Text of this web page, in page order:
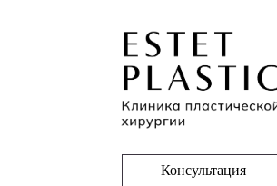
Консультация